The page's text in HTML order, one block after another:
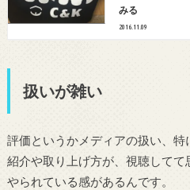
みる
2016.11.09
扱いが雑い
評価というかメディアの扱い、
紹介や取り上げ方が、視聴して
やられている感があるんです。